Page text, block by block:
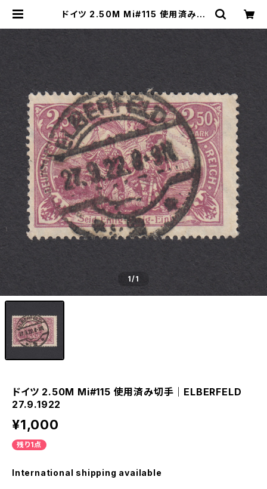
ドイツ 2.50M Mi#115 使用済み切
ングスタンプのネットショップ | You
1/1
ドイツ 2.50M Mi#115 使用済み切手｜ELBERFELD
27.9.1922
¥1,000
残り1点
International shipping available